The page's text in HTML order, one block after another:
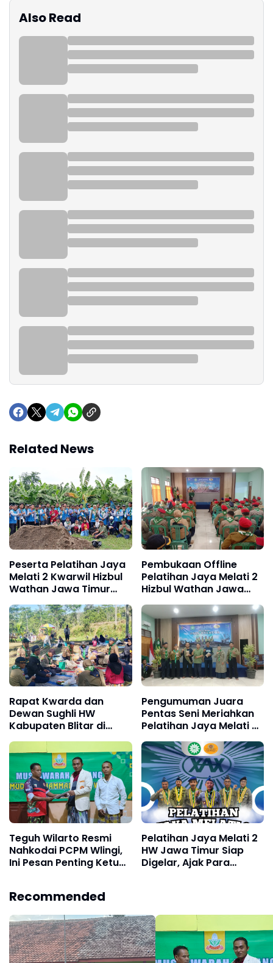
Also Read
Related News
Peserta Pelatihan Jaya
Melati 2 Kwarwil Hizbul
Wathan Jawa Timur
Cavendish
Pembukaan Offline
Pelatihan Jaya Melati 2
Hizbul Wathan Jawa
Kediri
Rapat Kwarda dan
Dewan Sughli HW
Kabupaten Blitar di
Ngusri Gandusari
Pengumuman Juara
Pentas Seni Meriahkan
Pelatihan Jaya Melati 2
Hizbul Wathan Jawa
Timur
Teguh Wilarto Resmi
Nahkodai PCPM Wlingi,
Ini Pesan Penting Ketua
Pelatihan Jaya Melati 2
HW Jawa Timur Siap
Digelar, Ajak Para
Recommended